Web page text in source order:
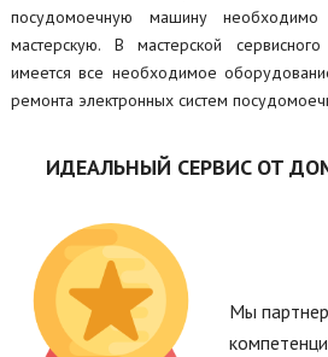
посудомоечную машину
мастерскую. В мастерской
имеется все необходимое
ремонта электронных систем
ИДЕАЛЬНЫЙ СЕРВИС ОТ
Мы